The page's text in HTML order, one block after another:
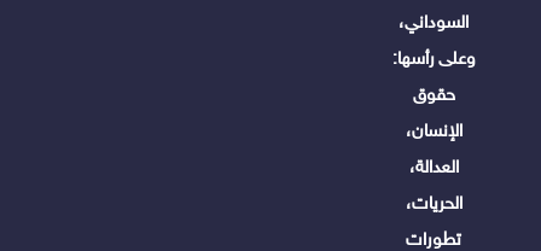
السوداني،
وعلى رأسها:
حقوق
الإنسان،
العدالة،
الحريات،
تطورات